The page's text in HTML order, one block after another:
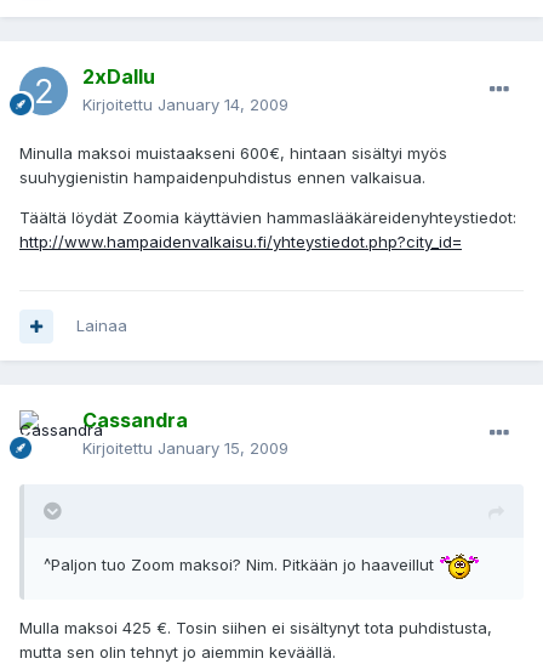
2xDallu
Kirjoitettu January 14, 2009
Minulla maksoi muistaakseni 600€, hintaan sisältyi myös
suuhygienistin hampaidenpuhdistus ennen valkaisua.
Täältä löydät Zoomia käyttävien hammaslääkäreidenyhteystiedot:
http://www.hampaidenvalkaisu.fi/yhteystiedot.php?city_id=
Lainaa
Cassandra
Kirjoitettu January 15, 2009
^Paljon tuo Zoom maksoi? Nim. Pitkään jo haaveillut
Mulla maksoi 425 €. Tosin siihen ei sisältynyt tota puhdistusta,
mutta sen olin tehnyt jo aiemmin keväällä.